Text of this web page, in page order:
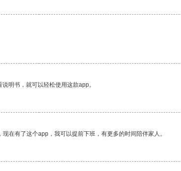
明书，就可以轻松使用这款app。
在有了这个app，我可以提前下班，有更多的时间陪伴家人。